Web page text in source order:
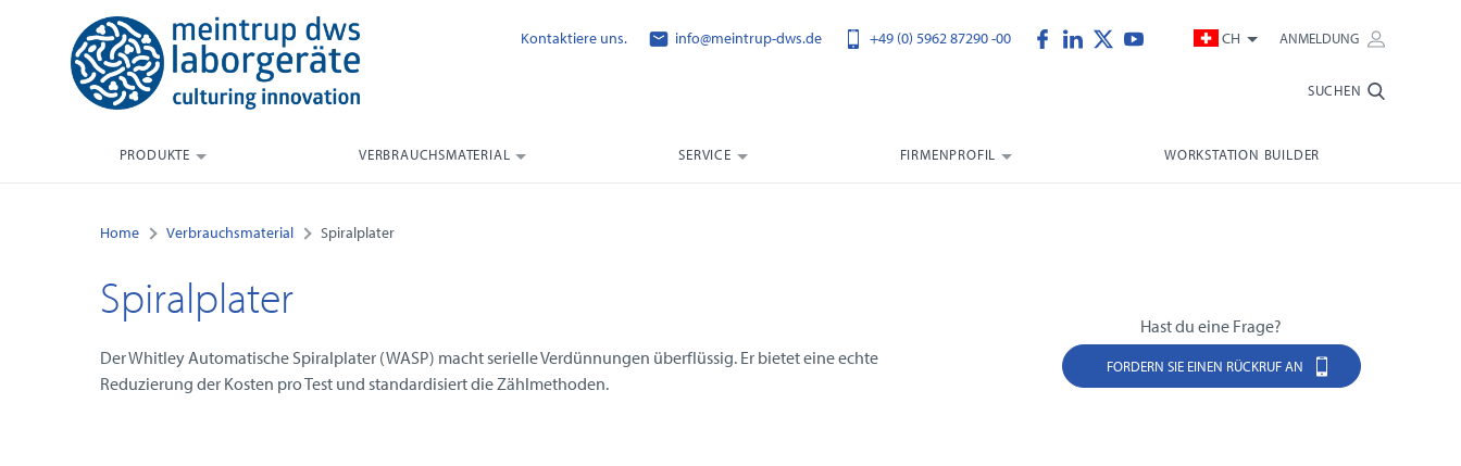
Kontaktiere uns. info@meintrup-dws.de +49 (0) 5962 87290 -00 CH ANMELDUNG
SUCHEN
PRODUKTE VERBRAUCHSMATERIAL SERVICE FIRMENPROFIL WORKSTATION BUILDER
Home Verbrauchsmaterial Spiralplater
Spiralplater
Der Whitley Automatische Spiralplater (WASP) macht serielle Verdünnungen überflüssig. Er bietet eine echte
Reduzierung der Kosten pro Test und standardisiert die Zählmethoden.
Hast du eine Frage?
FORDERN SIE EINEN RÜCKRUF AN